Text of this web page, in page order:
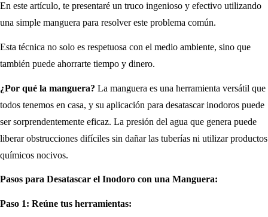
En este artículo, te presentaré un truco ingenioso y efectivo utilizando
una simple manguera para resolver este problema común.
Esta técnica no solo es respetuosa con el medio ambiente, sino que
también puede ahorrarte tiempo y dinero.
¿Por qué la manguera? La manguera es una herramienta versátil que
todos tenemos en casa, y su aplicación para desatascar inodoros puede
ser sorprendentemente eficaz. La presión del agua que genera puede
liberar obstrucciones difíciles sin dañar las tuberías ni utilizar productos
químicos nocivos.
Pasos para Desatascar el Inodoro con una Manguera:
Paso 1: Reúne tus herramientas: